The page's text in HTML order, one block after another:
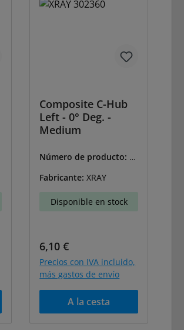
Composite C-Hub
Left - 0° Deg. -
Medium
Número de producto: X-
Fabricante:XRAY
Disponible en stock
Precio normal:
6,10 €
Precios con IVA incluido,
más gastos de envío
A la cesta